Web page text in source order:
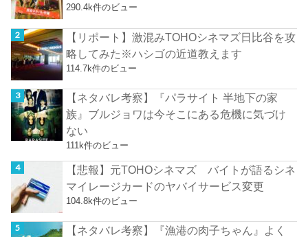
290.4k件のビュー
【リポート】激混みTOHOシネマズ日比谷を攻
略してみた※ハシゴの近道教えます
114.7k件のビュー
【ネタバレ考察】『パラサイト 半地下の家
族』ブルジョワは今そこにある危機に気づけ
ない
111k件のビュー
【悲報】元TOHOシネマズ バイトが語るシネ
マイレージカードのヤバイサービス変更
104.8k件のビュー
【ネタバレ考察】『漁港の肉子ちゃん』よく